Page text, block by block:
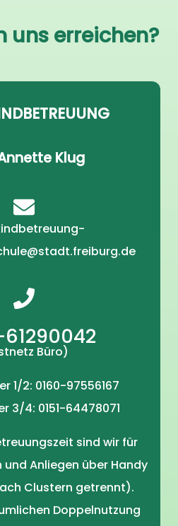
uns erreichen?
Klug
Büro)
1/2: 0160-97556167
3/4: 0151-64478071
sind wir für
Anliegen über Handy
Clustern getrennt).
Doppelnutzung